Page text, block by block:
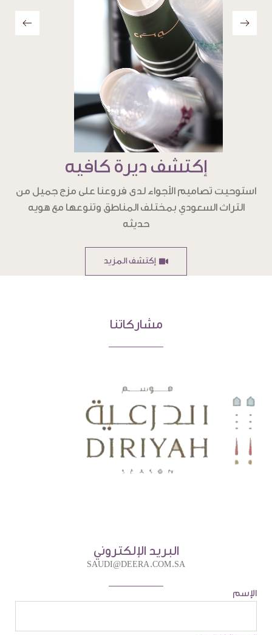
إكتشف ديرة كافيه
استوحيت تصاميم الأجواء لدى فروعنا على مزج جميل من
التراث السعودي بمختلف المناطق وتنوعها مع هويه
حديثه
إكتشف المزيد
مشاركاتنا
البريد الإلكتروني
SAUDI@DEERA.COM.SA
الإسم